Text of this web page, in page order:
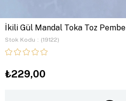
İkili Gül Mandal Toka Toz Pembe
Stok Kodu (19122)
₺229,00